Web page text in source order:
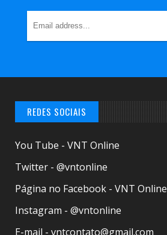
REDES SOCIAIS
You Tube - VNT Online
Twitter - @vntonline
Página no Facebook - VNT Online
Instagram - @vntonline
E-mail - vntcontato@gmail.com